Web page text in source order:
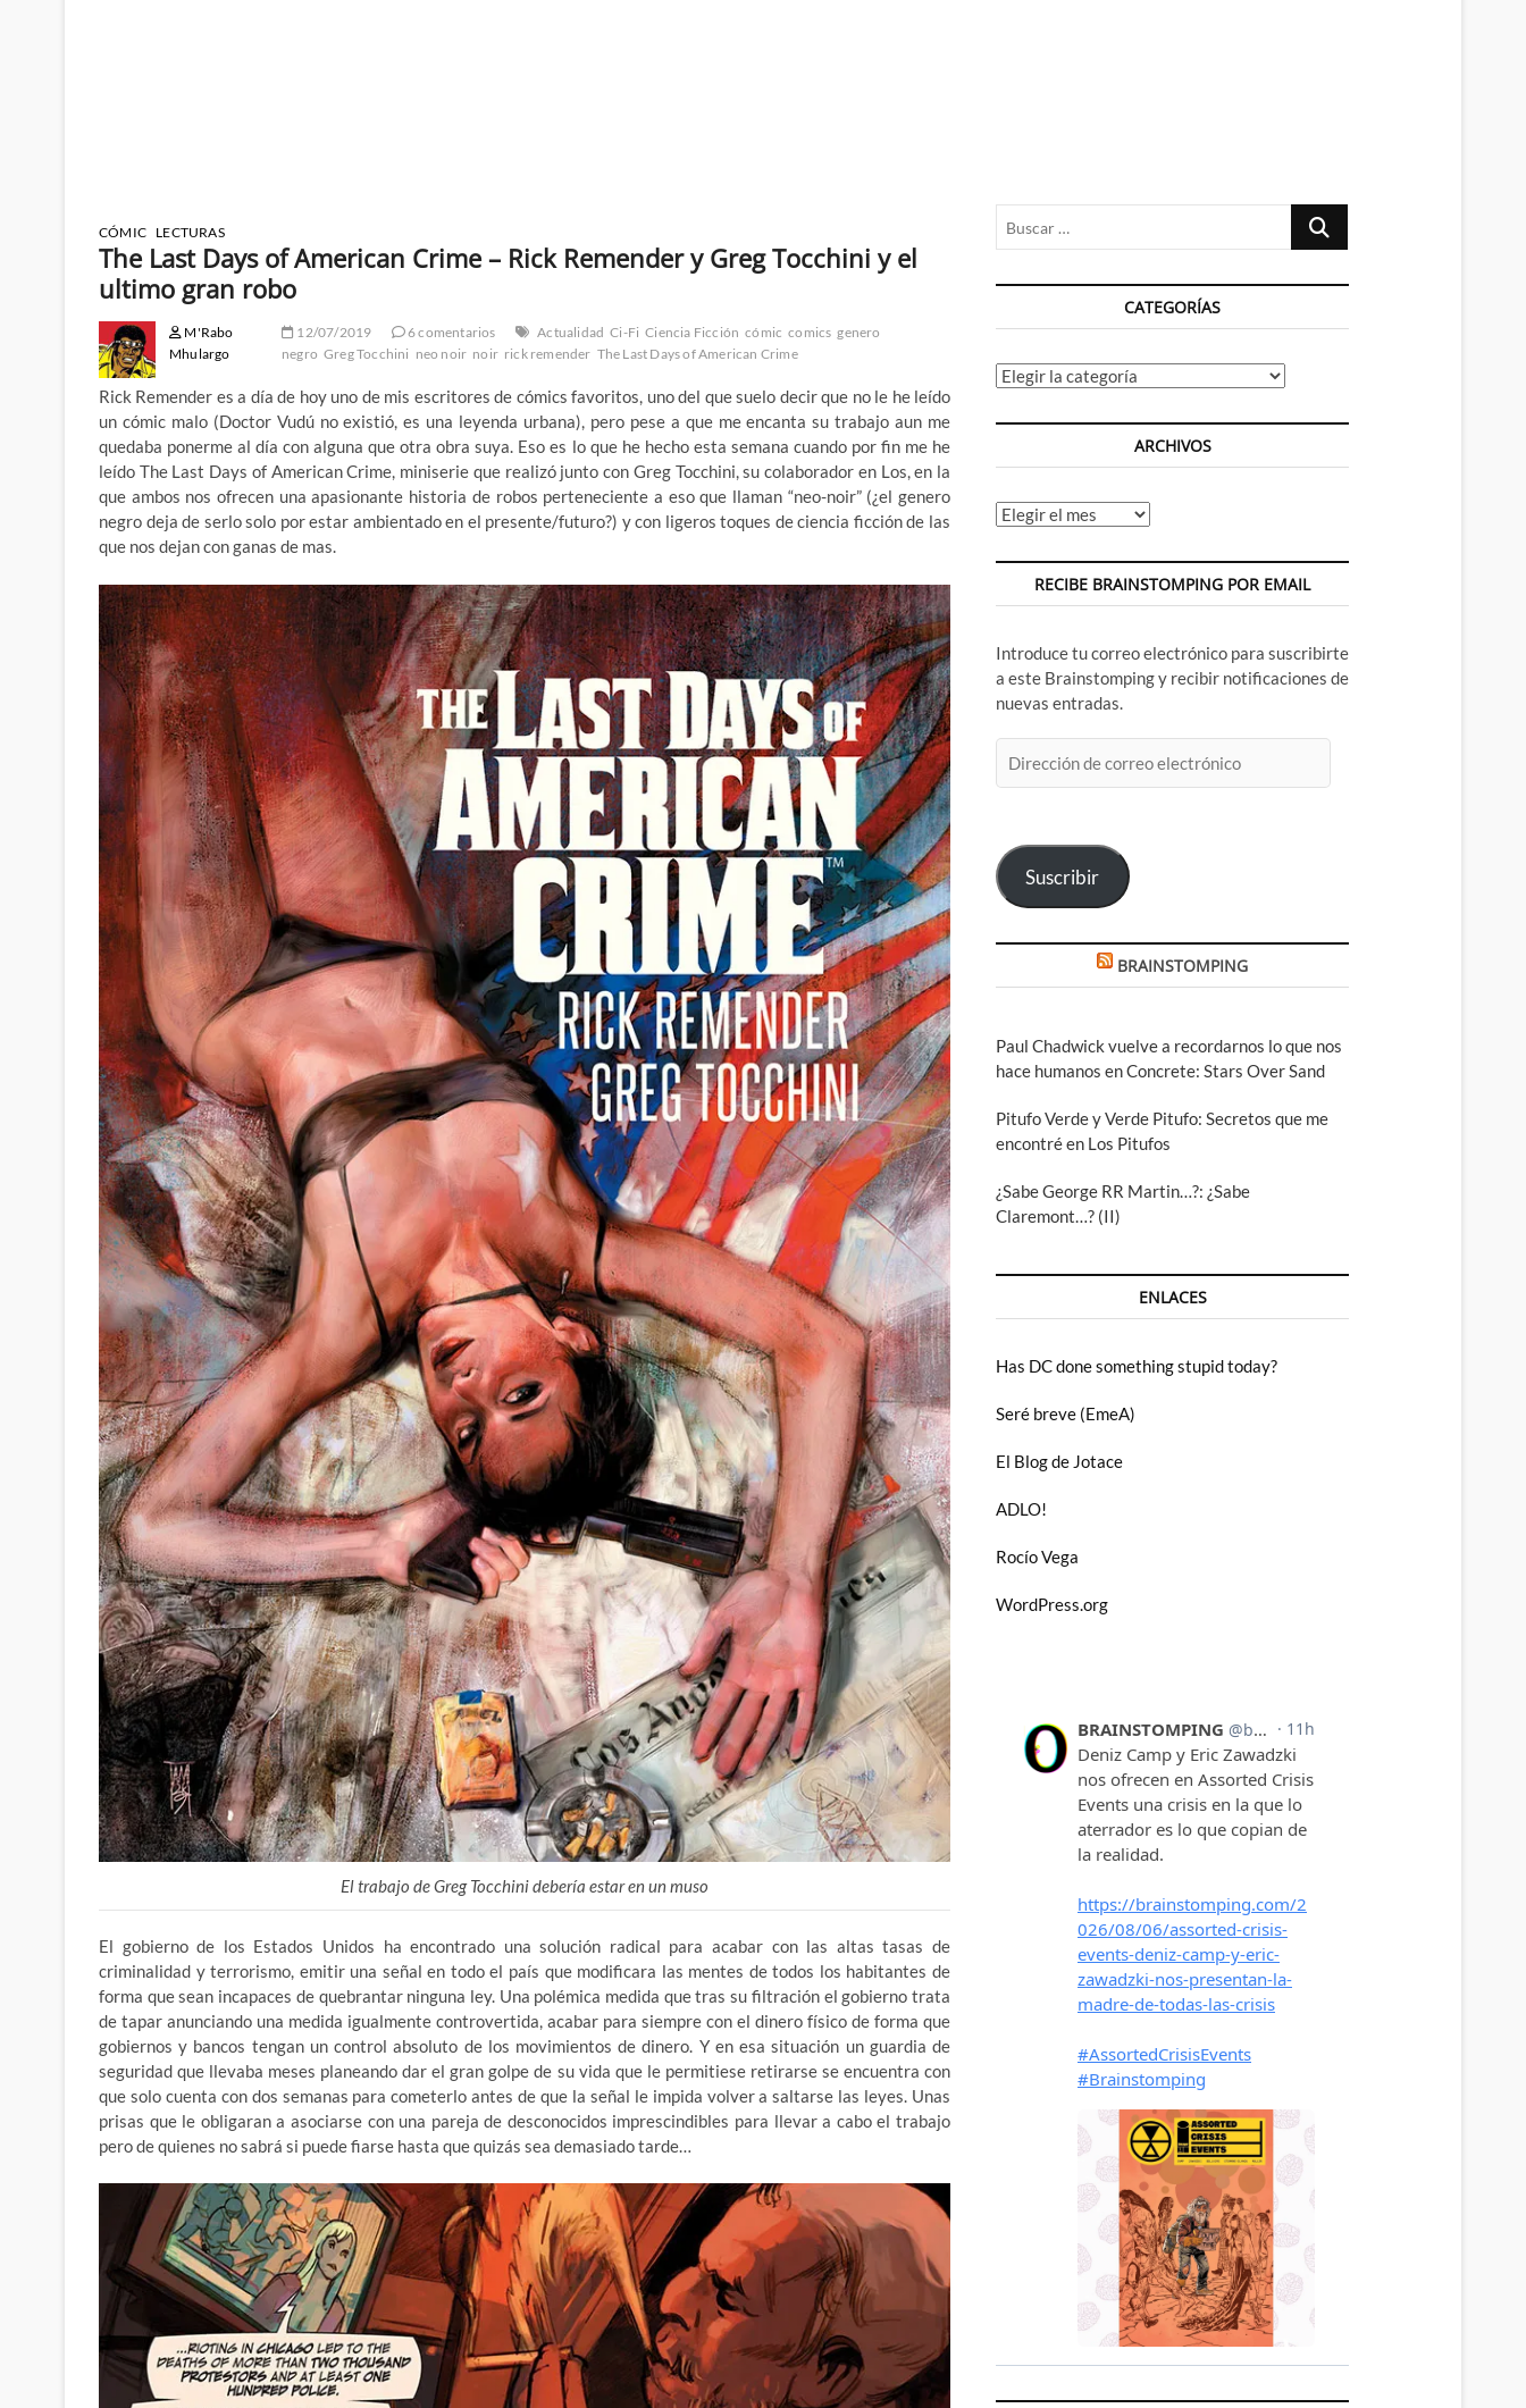
CÓMIC LECTURAS
The Last Days of American Crime – Rick Remender y Greg Tocchini y el
ultimo gran robo
M'Rabo
Mhulargo
12/07/2019 6 comentarios Actualidad Ci-Fi Ciencia Ficción cómic comics genero
negro Greg Tocchini neo noir noir rick remender The Last Days of American Crime
Rick Remender es a día de hoy uno de mis escritores de cómics favoritos, uno del que suelo decir que no le he leído
un cómic malo (Doctor Vudú no existió, es una leyenda urbana), pero pese a que me encanta su trabajo aun me
quedaba ponerme al día con alguna que otra obra suya. Eso es lo que he hecho esta semana cuando por fin me he
leído The Last Days of American Crime, miniserie que realizó junto con Greg Tocchini, su colaborador en Los, en la
que ambos nos ofrecen una apasionante historia de robos perteneciente a eso que llaman “neo-noir” (¿el genero
negro deja de serlo solo por estar ambientado en el presente/futuro?) y con ligeros toques de ciencia ficción de las
que nos dejan con ganas de mas.
El trabajo de Greg Tocchini debería estar en un muso
El gobierno de los Estados Unidos ha encontrado una solución radical para acabar con las altas tasas de
criminalidad y terrorismo, emitir una señal en todo el país que modificara las mentes de todos los habitantes de
forma que sean incapaces de quebrantar ninguna ley. Una polémica medida que tras su filtración el gobierno trata
de tapar anunciando una medida igualmente controvertida, acabar para siempre con el dinero físico de forma que
gobiernos y bancos tengan un control absoluto de los movimientos de dinero. Y en esa situación un guardia de
seguridad que llevaba meses planeando dar el gran golpe de su vida que le permitiese retirarse se encuentra con
que solo cuenta con dos semanas para cometerlo antes de que la señal le impida volver a saltarse las leyes. Unas
prisas que le obligaran a asociarse con una pareja de desconocidos imprescindibles para llevar a cabo el trabajo
pero de quienes no sabrá si puede fiarse hasta que quizás sea demasiado tarde…
Buscar
CATEGORÍAS
Categorías
ARCHIVOS
Archivos
RECIBE BRAINSTOMPING POR EMAIL
Introduce tu correo electrónico para suscribirte
a este Brainstomping y recibir notificaciones de
nuevas entradas.
de
Suscribir
BRAINSTOMPING
Paul Chadwick vuelve a recordarnos lo que nos
hace humanos en Concrete: Stars Over Sand
Pitufo Verde y Verde Pitufo: Secretos que me
encontré en Los Pitufos
¿Sabe George RR Martin…?: ¿Sabe
Claremont…? (II)
ENLACES
Has DC done something stupid today?
Seré breve (EmeA)
El Blog de Jotace
ADLO!
Rocío Vega
WordPress.org